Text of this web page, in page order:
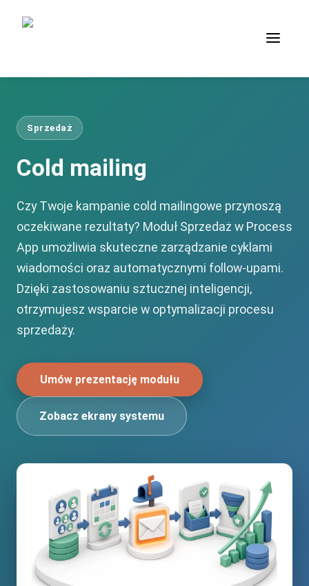
Sprzedaż
Cold mailing
Czy Twoje kampanie cold mailingowe przynoszą
oczekiwane rezultaty? Moduł Sprzedaż w Process
App umożliwia skuteczne zarządzanie cyklami
wiadomości oraz automatycznymi follow-upami.
Dzięki zastosowaniu sztucznej inteligencji,
otrzymujesz wsparcie w optymalizacji procesu
sprzedaży.
Umów prezentację modułu
Zobacz ekrany systemu